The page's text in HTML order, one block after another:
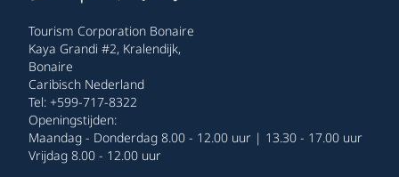
Tourism Corporation Bonaire
Kaya Grandi #2, Kralendijk,
Bonaire
Caribisch Nederland
Tel: +599-717-8322
Openingstijden:
Maandag - Donderdag 8.00 - 12.00 uur | 13.30 - 17.00 uur
Vrijdag 8.00 - 12.00 uur